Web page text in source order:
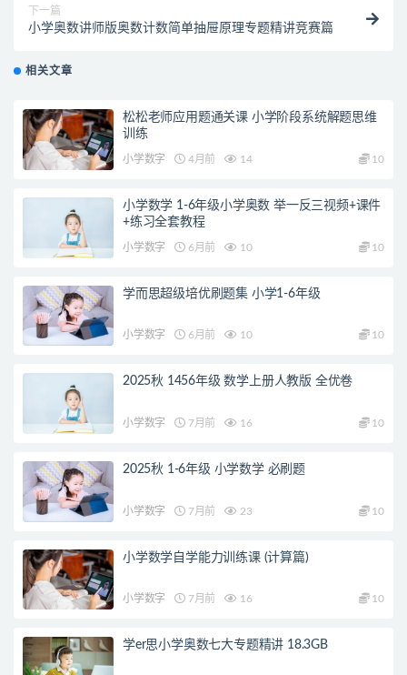
下一篇
小学奥数讲师版奥数计数简单抽屉原理专题精讲竞赛篇
相关文章
松松老师应用题通关课 小学阶段系统解题思维
训练
小学数字 4月前 14 10
小学数学 1-6年级小学奥数 举一反三视频+课件
+练习全套教程
小学数字 6月前 10 10
学而思超级培优刷题集 小学1-6年级
小学数字 6月前 10 10
2025秋 1456年级 数学上册人教版 全优卷
小学数字 7月前 16 10
2025秋 1-6年级 小学数学 必刷题
小学数字 7月前 23 10
小学数学自学能力训练课 (计算篇)
小学数字 7月前 16 10
学er思小学奥数七大专题精讲 18.3GB